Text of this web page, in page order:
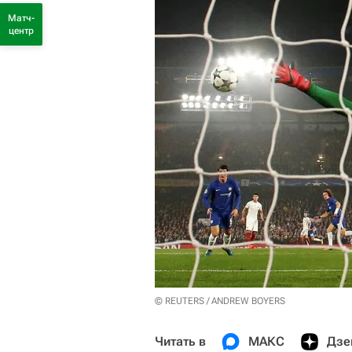
© REUTERS / ANDREW BOYERS
Читать в МАКС
Матч-
центр